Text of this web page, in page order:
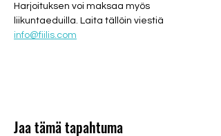
Harjoituksen voi maksaa myös
liikuntaeduilla. Laita tällöin viestiä
info@fiilis.com
Jaa tämä tapahtuma